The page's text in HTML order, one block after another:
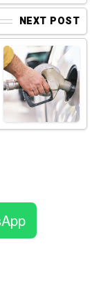
NEXT POST